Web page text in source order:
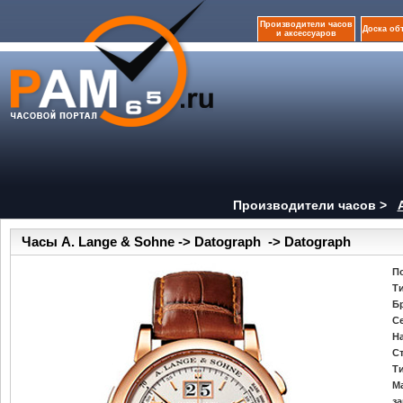
Производители часов
и аксессуаров
Доска
Производители часов >
Часы A. Lange & Sohne -> Datograph -> Datograph